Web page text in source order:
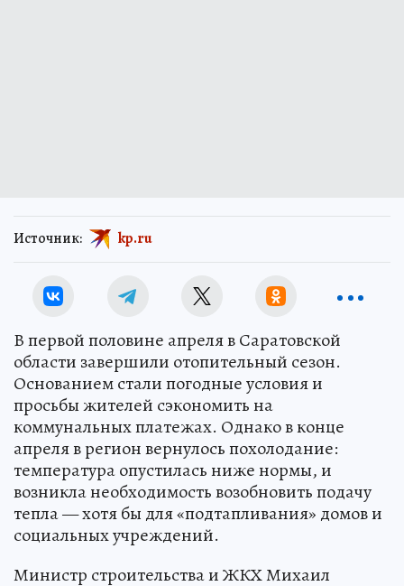
Источник: kp.ru
В первой половине апреля в Саратовской
области завершили отопительный сезон.
Основанием стали погодные условия и
просьбы жителей сэкономить на
коммунальных платежах. Однако в конце
апреля в регион вернулось похолодание:
температура опустилась ниже нормы, и
возникла необходимость возобновить подачу
тепла — хотя бы для «подтапливания» домов и
социальных учреждений.
Министр строительства и ЖКХ Михаил